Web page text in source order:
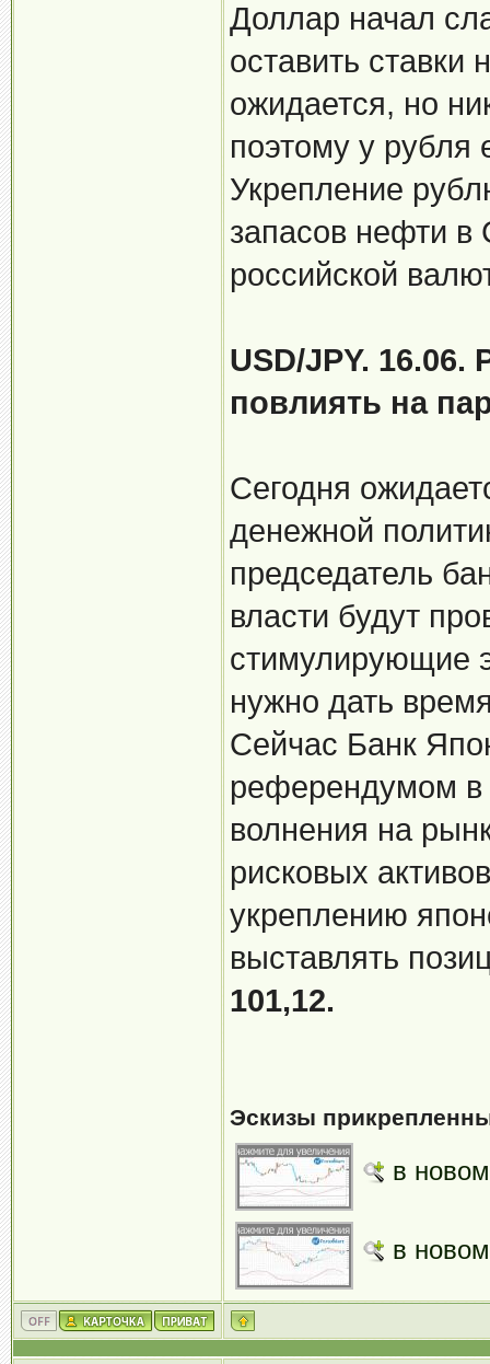
Доллар начал
оставить
ожидается, но
поэтому у рубля
Укрепление
запасов нефти в
российской
USD/JPY.
повлиять на
Сегодня
денежной
председатель
власти будут
стимулирующие
нужно дать
Сейчас Банк
референдумом в
волнения на
рисковых
укреплению
выставлять
101,12.
Эскизы
в
в